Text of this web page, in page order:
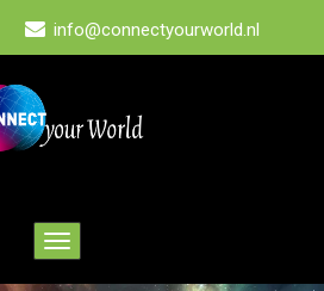
info@connectyourworld.nl
Toggle
navigation